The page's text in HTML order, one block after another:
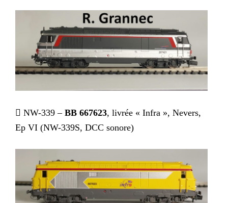
 NW-339 – BB 667623, livrée « Infra », Nevers,
Ep VI (NW-339S, DCC sonore)